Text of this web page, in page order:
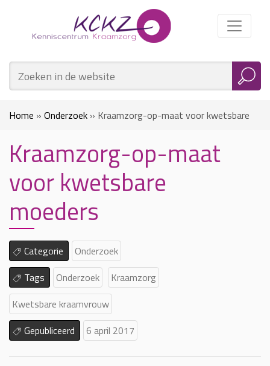
Home » Onderzoek » Kraamzorg-op-maat voor kwetsbare
moeders
Kraamzorg-op-maat
voor kwetsbare
moeders
Categorie
Onderzoek
Tags
Onderzoek
Kraamzorg
Kwetsbare kraamvrouw
Gepubliceerd
6 april 2017